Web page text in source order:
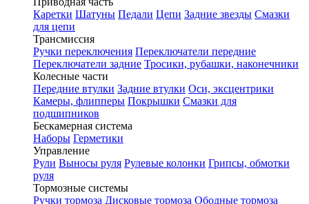
Каретки Шатуны Педали Цепи Задние звезды Смазки
для цепи
Трансмиссия
Ручки переключения Переключатели передние
Переключатели задние Тросики, рубашки, наконечники
Колесные части
Передние втулки Задние втулки Оси, эксцентрики
Камеры, флипперы Покрышки Смазки для
подшипников
Бескамерная система
Наборы Герметики
Управление
Рули Выносы руля Рулевые колонки Грипсы, обмотки
руля
Тормозные системы
Ручки тормоза Дисковые тормоза Ободные тормоза